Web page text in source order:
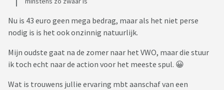
Nu is 43 euro geen mega bedrag, maar als het niet perse
nodig is is het ook onzinnig natuurlijk.
Mijn oudste gaat na de zomer naar het VWO, maar die stuur
ik toch echt naar de action voor het meeste spul. 😀
Wat is trouwens jullie ervaring mbt aanschaf van een